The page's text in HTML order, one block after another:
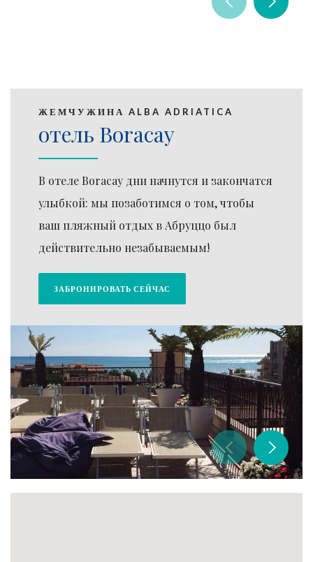
ЖЕМЧУЖИНА ALBA ADRIATICA
отель Boracay
В отеле Boracay дни начнутся и закончатся
улыбкой: мы позаботимся о том, чтобы
ваш пляжный отдых в Абруццо был
действительно незабываемым!
ЗАБРОНИРОВАТЬ СЕЙЧАС